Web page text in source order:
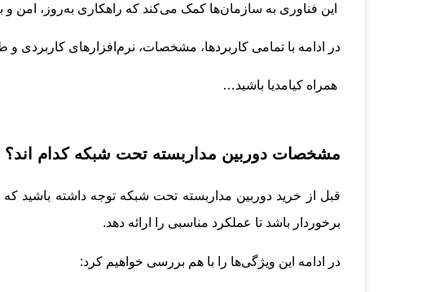
این فناوری به سازمان‌ها کمک می‌کند که راهکاری به‌روز،
در ادامه با تمامی کاربردها، مشخصات، نرم‌افزارهای کاربردی
همراه کیامدیا باشید…
مشخصات دوربین مداربسته تحت شبکه کدام اند؟
قبل از خرید دوربین مداربسته تحت شبکه توجه داشته باشید
برخوردار باشد تا عملکرد مناسبی را ارائه دهد.
در ادامه این ویژگی‌ها را با هم بررسی خواهیم کرد: